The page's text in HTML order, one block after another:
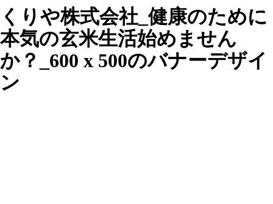
くりや株式会社_健康のために
本気の玄米生活始めません
か？_600 x 500のバナーデザイ
ン